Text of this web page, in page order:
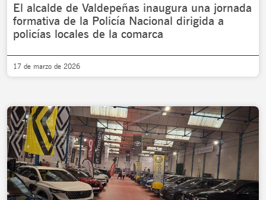
El alcalde de Valdepeñas inaugura una jornada
formativa de la Policía Nacional dirigida a
policías locales de la comarca
17 de marzo de 2026